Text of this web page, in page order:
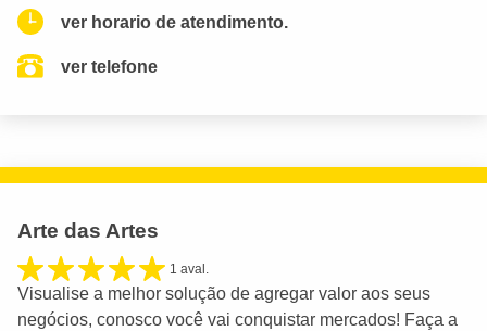
ver horario de atendimento.
ver telefone
Arte das Artes
1 aval.
Visualise a melhor solução de agregar valor aos seus
negócios, conosco você vai conquistar mercados! Faça a